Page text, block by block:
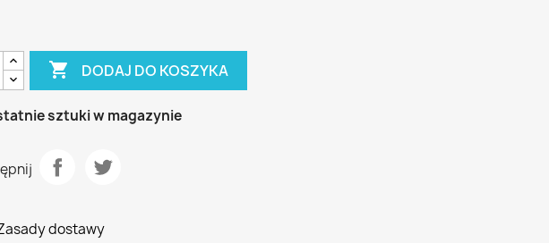
 DODAJ DO KOSZYKA
sztuki w magazynie
dostawy